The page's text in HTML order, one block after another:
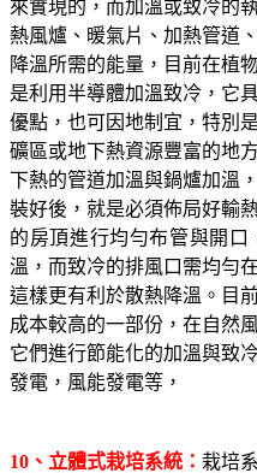
來實現的，而加溫或致冷的
熱風爐、暖氣片、加熱管道
降溫所需的能量，目前在植
是利用半導體加溫致冷，它
優點，也可因地制宜，特別
礦區或地下熱資源豐富的地
下熱的管道加溫與鍋爐加溫
裝好後，就是必須佈局好輸
的房頂進行均勻布管與開
溫，而致冷的排風口需均勻
這樣更有利於散熱降溫。目
成本較高的一部份，在自然
它們進行節能化的加溫與致
發電，風能發電等，
10 、立體式栽培系統： 栽培